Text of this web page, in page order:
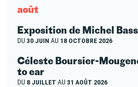
août
Exposition de Michel
DU 30 JUIN AU 18 OCTOBRE 2026
Céleste Boursier-
to ear
DU 8 JUILLET AU 31 AOÛT 2026